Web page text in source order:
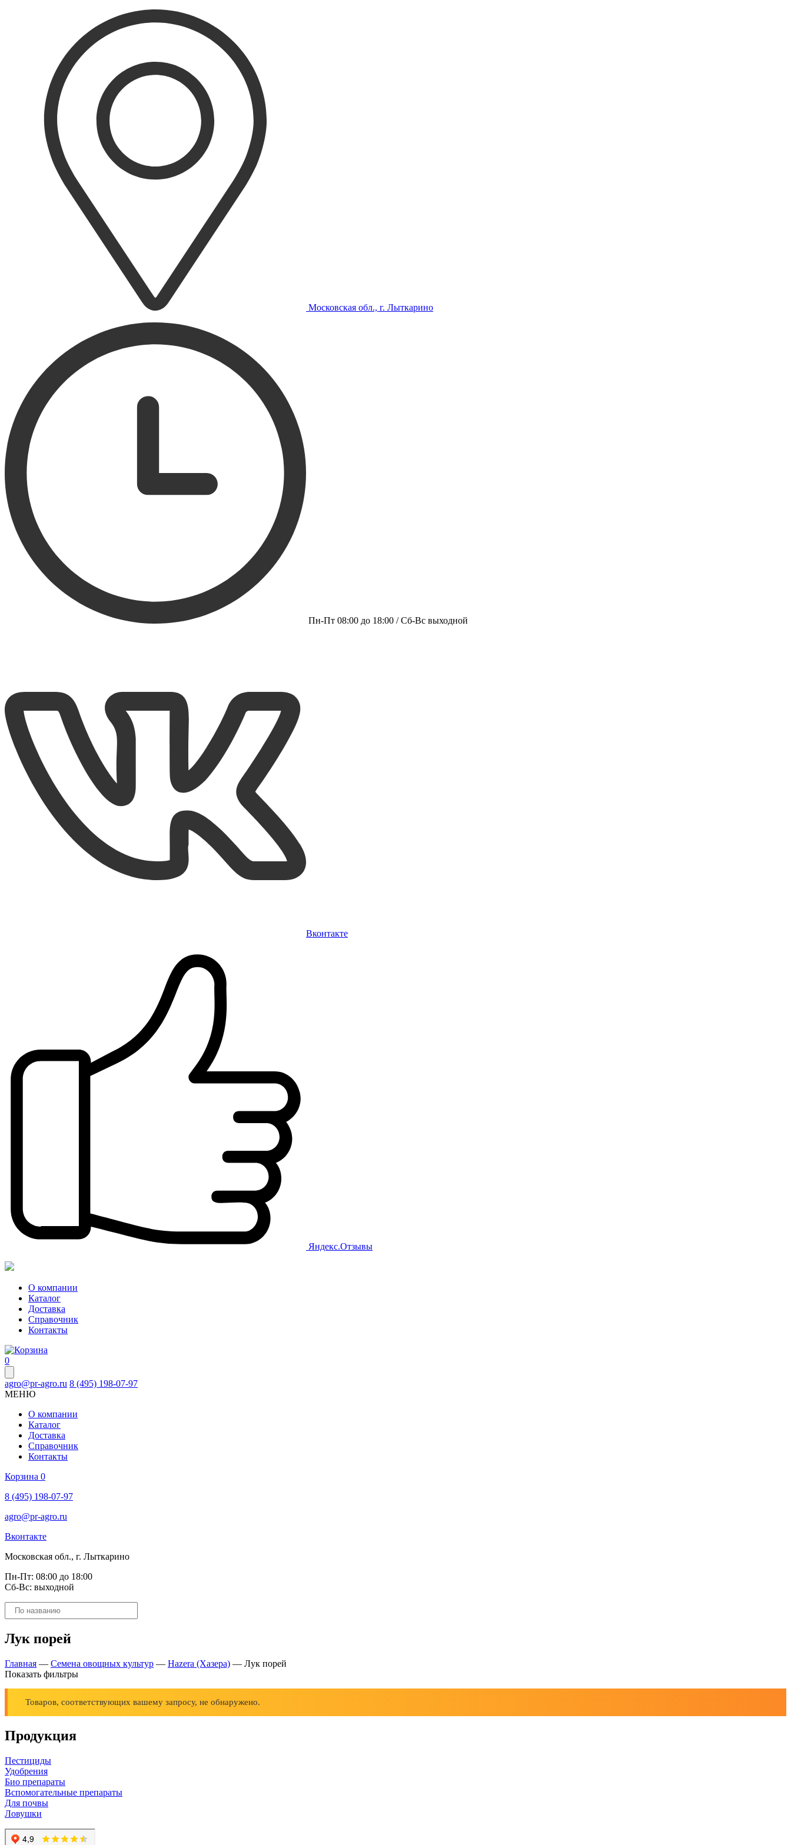
Московская обл., г. Лыткарино
Пн-Пт 08:00 до 18:00 / Сб-Вс выходной
Вконтакте
Яндекс.Отзывы
О компании
Каталог
Доставка
Справочник
Контакты
0
agro@pr-agro.ru 8 (495) 198-07-97
МЕНЮ
О компании
Каталог
Доставка
Справочник
Контакты
Корзина 0
8 (495) 198-07-97
agro@pr-agro.ru
Вконтакте
Московская обл., г. Лыткарино
Пн-Пт: 08:00 до 18:00
Сб-Вс: выходной
Поиск
товаров
Лук порей
Главная — Семена овощных культур — Hazera (Хазера) — Лук порей
Показать фильтры
Товаров, соответствующих вашему запросу, не обнаружено.
Продукция
Пестициды
Удобрения
Био препараты
Вспомогательные препараты
Для почвы
Ловушки